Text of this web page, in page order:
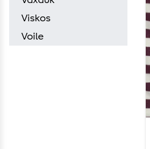
Viskos
Voile